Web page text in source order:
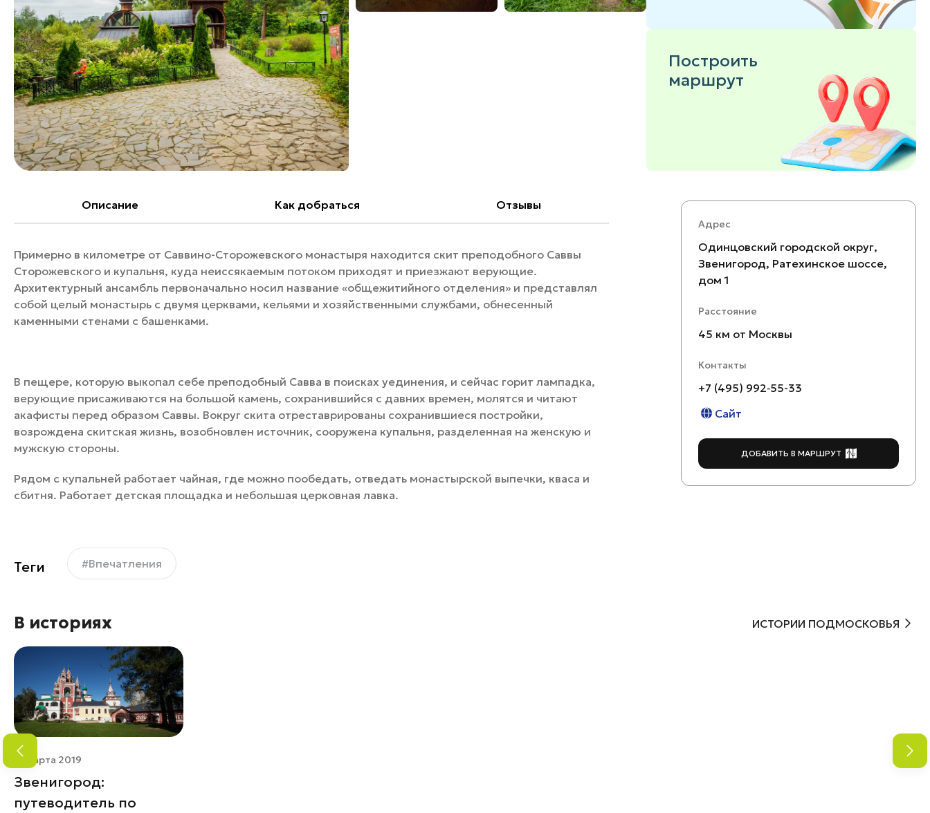
Банные комплексы
Горнолыжные клубы
Спецпроекты
Инвестиционный портал
Федоскинская фабрика
Пикник в Подмосковье
Золотое кольцо России
Войти
Особо охраняемые
Построить
маршрут
Описание Как добраться Отзывы
Примерно в километре от Саввино-Сторожевского монастыря находится скит преподобного Саввы
Сторожевского и купальня, куда неиссякаемым потоком приходят и приезжают верующие.
Архитектурный ансамбль первоначально носил название «общежитийного отделения» и представлял
собой целый монастырь с двумя церквами, кельями и хозяйственными службами, обнесенный
каменными стенами с башенками.
В пещере, которую выкопал себе преподобный Савва в поисках уединения, и сейчас горит лампадка,
верующие присаживаются на большой камень, сохранившийся с давних времен, молятся и читают
акафисты перед образом Саввы. Вокруг скита отреставрированы сохранившиеся постройки,
возрождена скитская жизнь, возобновлен источник, сооружена купальня, разделенная на женскую и
мужскую стороны.
Рядом с купальней работает чайная, где можно пообедать, отведать монастырской выпечки, кваса и
сбитня. Работает детская площадка и небольшая церковная лавка.
Теги #Впечатления
Адрес
Одинцовский городской округ,
Звенигород, Ратехинское шоссе,
дом 1
Расстояние
45 км от Москвы
Контакты
+7 (495) 992‑55-33
Сайт
ДОБАВИТЬ В МАРШРУТ
В историях ИСТОРИИ ПОДМОСКОВЬЯ
18 марта 2019
Звенигород:
путеводитель по